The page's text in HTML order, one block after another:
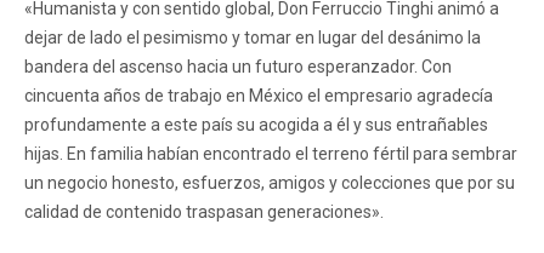
«Humanista y con sentido global, Don Ferruccio Tinghi animó a
dejar de lado el pesimismo y tomar en lugar del desánimo la
bandera del ascenso hacia un futuro esperanzador. Con
cincuenta años de trabajo en México el empresario agradecía
profundamente a este país su acogida a él y sus entrañables
hijas. En familia habían encontrado el terreno fértil para sembrar
un negocio honesto, esfuerzos, amigos y colecciones que por su
calidad de contenido traspasan generaciones».